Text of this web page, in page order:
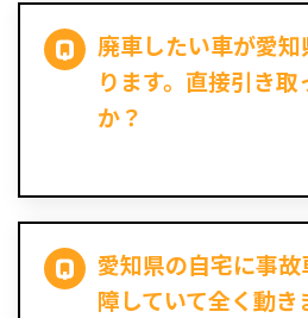
廃車したい車が愛
ります。直接引き
か？
愛知県の自宅に事
障していて全く動き